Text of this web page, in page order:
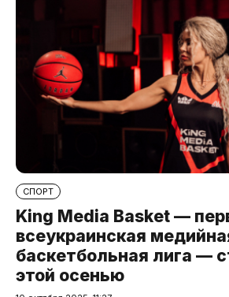
СПОРТ
King Media Basket —
всеукраинская
баскетбольная лига —
этой осенью